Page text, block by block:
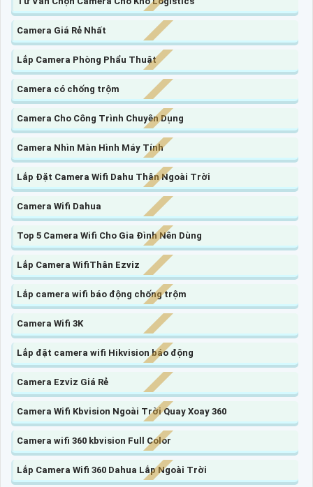
Camera Giá Rẻ Nhất
Lắp Camera Phòng Phẩu Thuật
Camera có chống trộm
Camera Cho Công Trình Chuyên Dụng
Camera Nhìn Màn Hình Máy Tính
Lắp Đặt Camera Wifi Dahu Thân Ngoài Trời
Camera Wifi Dahua
Top 5 Camera Wifi Cho Gia Đình Nên Dùng
Lắp Camera WifiThân Ezviz
Lắp camera wifi báo động chống trộm
Camera Wifi 3K
Lắp đặt camera wifi Hikvision báo động
Camera Ezviz Giá Rẻ
Camera Wifi Kbvision Ngoài Trời Quay Xoay 360
Camera wifi 360 kbvision Full Color
Lắp Camera Wifi 360 Dahua Lắp Ngoài Trời